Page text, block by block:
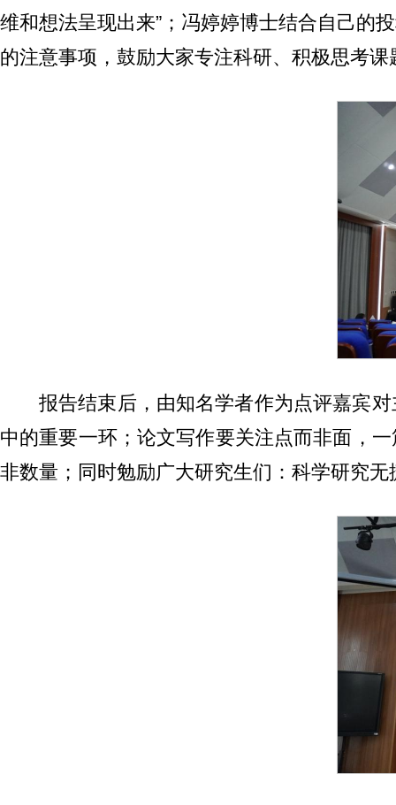
维和想法呈现出来”；冯婷婷博士结合自己的
的注意事项，鼓励大家专注科研、积极思考
报告结束后，由知名学者作为点评嘉宾
中的重要一环；论文写作要关注点而非面，
非数量；同时勉励广大研究生们：科学研究